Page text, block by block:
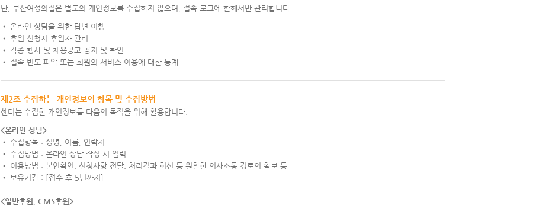
단, 부산여성의집은 별도의 개인정보를 수집하지 않으며, 접속 로그에 한해서만 관리합니다
• 온라인 상담을 위한 답변 이행
• 후원 신청시 후원자 관리
• 각종 행사 및 채용공고 공지 및 확인
• 접속 빈도 파악 또는 회원의 서비스 이용에 대한 통계
제2조 수집하는 개인정보의 항목 및 수집방법
센터는 수집한 개인정보를 다음의 목적을 위해 활용합니다.
<온라인 상담>
• 수집항목 : 성명, 이름, 연락처
• 수집방법 : 온라인 상담 작성 시 입력
• 이용방법 : 본인확인, 신청사항 전달, 처리결과 회신 등 원활한 의사소통 경로의 확보 등
• 보유기간 : [접수 후 5년까지]
<일반후원, CMS후원>